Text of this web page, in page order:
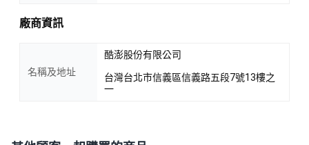
廠商資訊
名稱及地址
酷澎股份有限公司
台灣台北市信義區信義路五段7號13樓之
一